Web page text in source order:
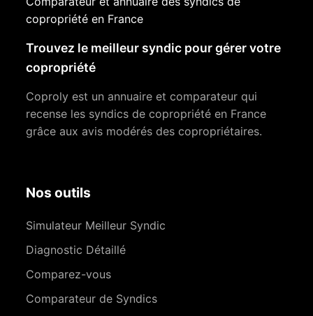
copropriété en France
Trouvez le meilleur syndic pour gérer votre
copropriété
Coproly est un annuaire et comparateur qui
recense les syndics de copropriété en France
grâce aux avis modérés des copropriétaires.
Nos outils
Simulateur Meilleur Syndic
Diagnostic Détaillé
Comparez-vous
Comparateur de Syndics